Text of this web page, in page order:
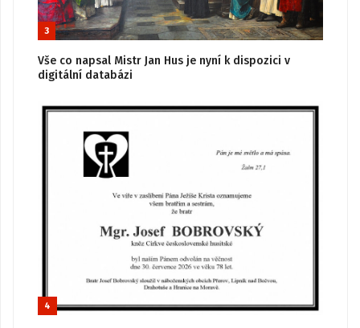
3
Vše co napsal Mistr Jan Hus je nyní k dispozici v
digitální databázi
4